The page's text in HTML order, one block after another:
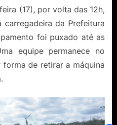
(17), por volta das 12h,
da Prefeitura
foi puxado até as
equipe permanece no
de retirar a máquina